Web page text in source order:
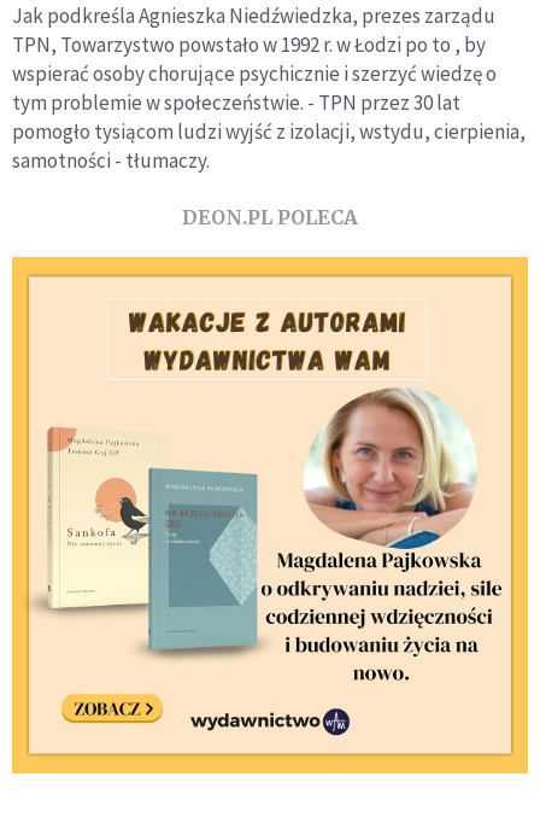
Jak podkreśla Agnieszka Niedźwiedzka, prezes zarządu
TPN, Towarzystwo powstało w 1992 r. w Łodzi po to , by
wspierać osoby chorujące psychicznie i szerzyć wiedzę o
tym problemie w społeczeństwie. - TPN przez 30 lat
pomogło tysiącom ludzi wyjść z izolacji, wstydu, cierpienia,
samotności - tłumaczy.
DEON.PL POLECA